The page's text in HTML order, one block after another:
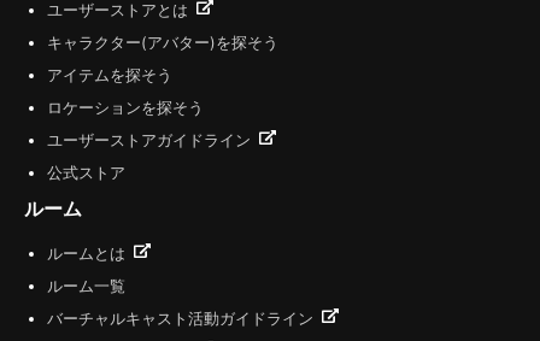
ユーザーストアとは
キャラクター(アバター)を探そう
アイテムを探そう
ロケーションを探そう
ユーザーストアガイドライン
公式ストア
ルーム
ルームとは
ルーム一覧
バーチャルキャスト活動ガイドライン